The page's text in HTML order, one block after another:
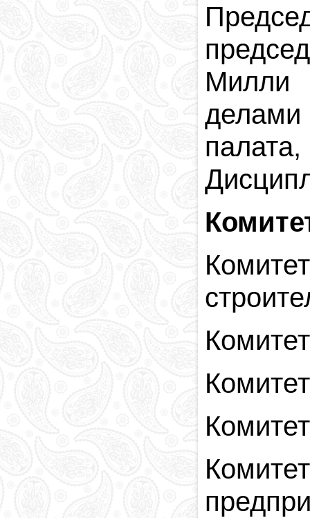
Государственные
символы
язык
Азербайджане
валюта
Столица
Коды и индексы
Кровавая память
Милли